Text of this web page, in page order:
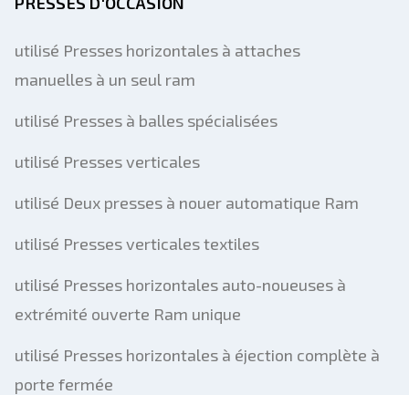
utilisé Presses horizontales à attaches
manuelles à un seul ram
utilisé Presses à balles spécialisées
utilisé Presses verticales
utilisé Deux presses à nouer automatique Ram
utilisé Presses verticales textiles
utilisé Presses horizontales auto-noueuses à
extrémité ouverte Ram unique
utilisé Presses horizontales à éjection complète à
porte fermée